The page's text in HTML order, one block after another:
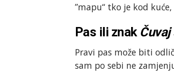
”mapu“ tko je kod
Pas ili znak Čuvaj
Pravi pas može biti
sam po sebi ne